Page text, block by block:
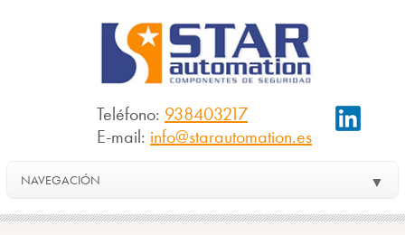
Teléfono: 938403217
E-mail: info@starautomation.es
NAVEGACIÓN ▼